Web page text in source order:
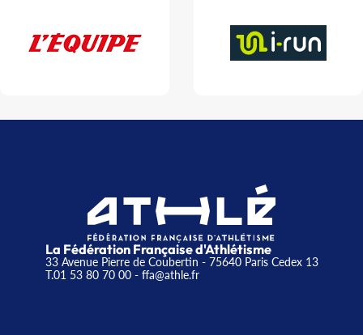
La Fédération Française d'Athlétisme
33 Avenue Pierre de Coubertin - 75640 Paris Cedex 13
T.01 53 80 70 00- ffa@athle.fr